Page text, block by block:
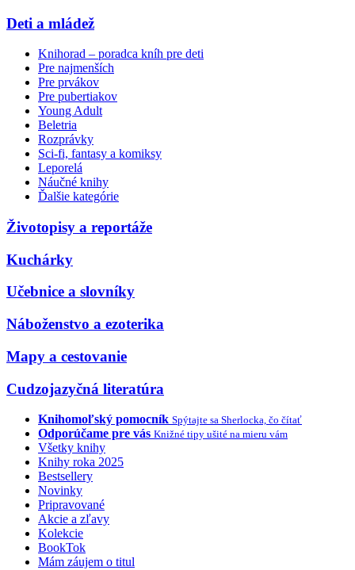
Deti a mládež
Knihorad – poradca kníh pre deti
Pre najmenších
Pre prvákov
Pre pubertiakov
Young Adult
Beletria
Rozprávky
Sci-fi, fantasy a komiksy
Leporelá
Náučné knihy
Ďalšie kategórie
Životopisy a reportáže
Kuchárky
Učebnice a slovníky
Náboženstvo a ezoterika
Mapy a cestovanie
Cudzojazyčná literatúra
Knihomoľský pomocník Spýtajte sa Sherlocka, čo čítať
Odporúčame pre vás Knižné tipy ušité na mieru vám
Všetky knihy
Knihy roka 2025
Bestsellery
Novinky
Pripravované
Akcie a zľavy
Kolekcie
BookTok
Mám záujem o titul